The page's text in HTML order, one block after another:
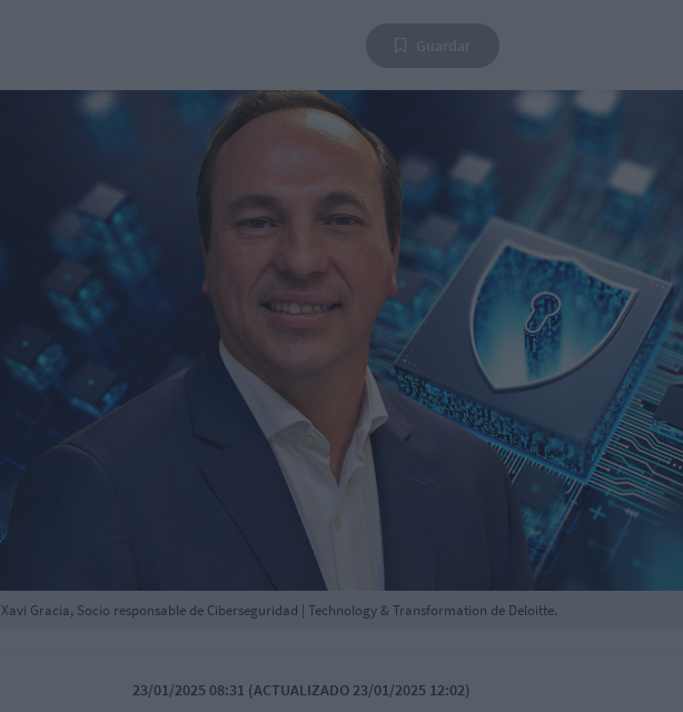
Xavi Gracia, Socio responsable de Ciberseguridad | Technology & Transformation de Deloitte.
23/01/2025 08:31 (ACTUALIZADO 23/01/2025 12:02)